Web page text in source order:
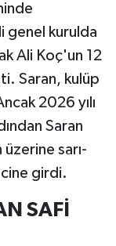
genel kurulda
Ali Koç'un 12
Saran, kulüp
2026 yılı
Saran
üzerine sarı-
girdi.
SAFİ